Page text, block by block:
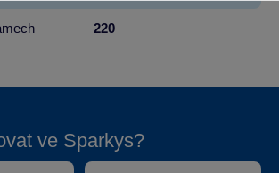
220
ve Sparkys?